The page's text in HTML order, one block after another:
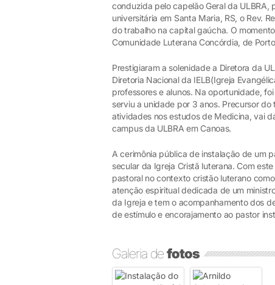
conduzida pelo capelão Geral da
universitária em Santa Maria, RS, o Rev.
do trabalho na capital gaúcha. O
Comunidade Luterana Concórdia, de
Prestigiaram a solenidade a Diretora da
Diretoria Nacional da IELB(Igreja
professores e alunos. Na oportunidade,
serviu a unidade por 3 anos. Precursor
atividades nos estudos de Medicina, vai
campus da ULBRA em Canoas.
A cerimônia pública de instalação de um
secular da Igreja Cristã luterana. Com
pastoral no contexto cristão luterano
atenção espiritual dedicada de um
da Igreja e tem o acompanhamento dos
de estímulo e encorajamento ao pastor
Galeria defotos